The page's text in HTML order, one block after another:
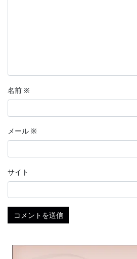
名前 ※
メール ※
サイト